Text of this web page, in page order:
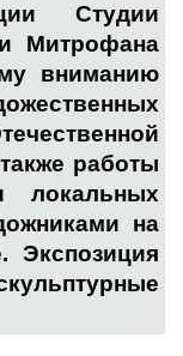
Студии
Митрофана
вниманию
работы
локальных
на
Экспозиция